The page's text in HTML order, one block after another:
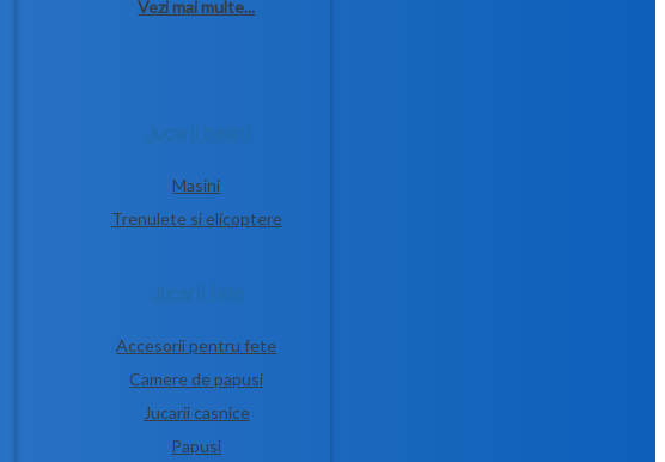
Vezi mai multe...
Masini
Trenulete si elicoptere
Accesorii pentru fete
Camere de papusi
Jucarii casnice
Papusi